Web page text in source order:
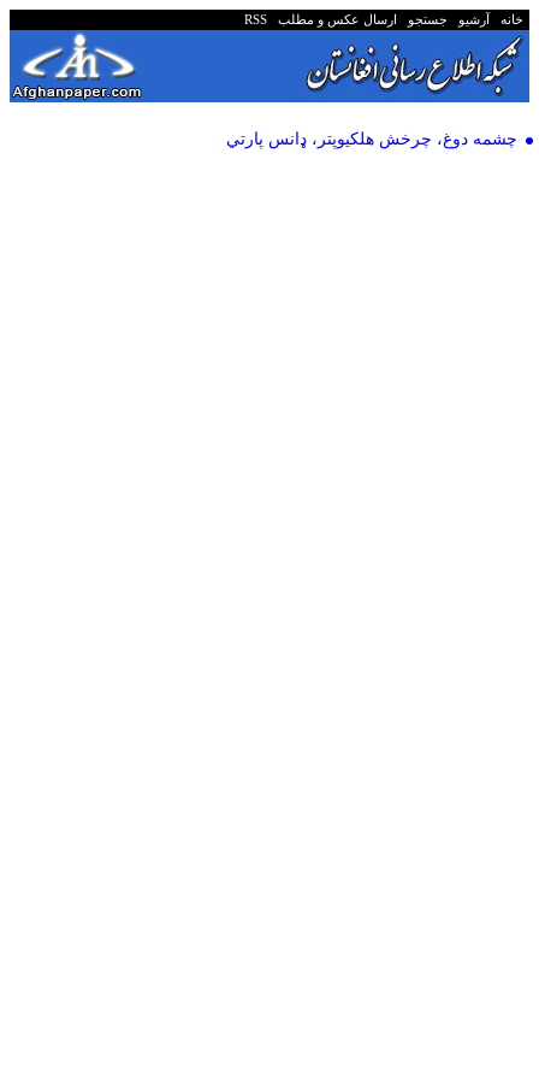
خانه آرشیو جستجو ارسال عکس و مطلب RSS
چشمه دوغ، چرخش هلکیوپتر، ډانس پارتي